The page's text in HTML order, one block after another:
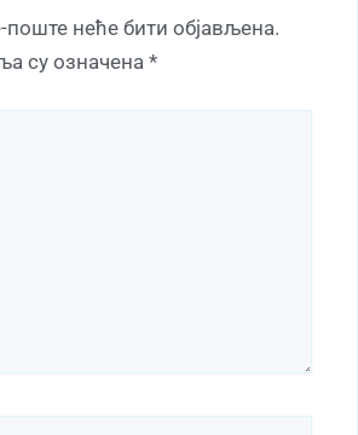
неће бити објављена.
су означена *